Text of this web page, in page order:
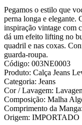
Pegamos o estilo que
perna longa e elegante.
inspiração vintage com
dá um efeito lifting no
quadril e nas coxas.
guarda-roupa.
Código: 003NE0003
Produto: Calça Jeans
Categoria: Jeans
Cor / Lavagem:
Composição: Malha
Comprimento da
Origem: IMPORTADO